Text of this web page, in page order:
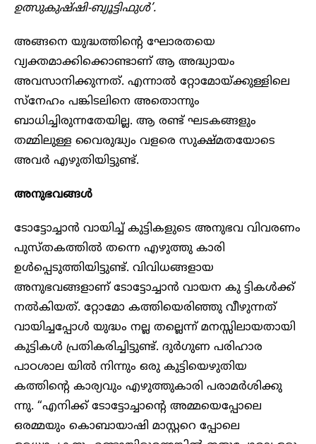
ഉത്സുകുഷ്ഷി-ബ്യൂട്ടിഫുൾ’.
അങ്ങനെ യുദ്ധത്തിന്റെ ഘോരതയെ
വ്യക്തമാക്കിക്കൊണ്ടാണ് ആ അദ്ധ്യായം
അവസാനിക്കുന്നത്. എന്നാൽ റ്റോമോയ്ക്കുള്ളിലെ
സ്നേഹം പങ്കിടലിനെ അതൊന്നും
ബാധിച്ചിരുന്നതേയില്ല. ആ രണ്ട് ഘടകങ്ങളും
തമ്മിലുള്ള വൈരുദ്ധ്യം വളരെ സുക്ഷ്മതയോടെ
അവർ എഴുതിയിട്ടുണ്ട്.
അനുഭവങ്ങൾ
ടോട്ടോച്ചാൻ വായിച്ച് കുട്ടികളുടെ അനുഭവ വിവരണം
പുസ്തകത്തിൽ തന്നെ എഴുത്തു കാരി
ഉൾപ്പെടുത്തിയിട്ടുണ്ട്. വിവിധങ്ങളായ
അനുഭവങ്ങളാണ് ടോട്ടോച്ചാൻ വായന കു ട്ടികൾക്ക്
നൽകിയത്. റ്റോമോ കത്തിയെരിഞ്ഞു വീഴുന്നത്
വായിച്ചപ്പോൾ യുദ്ധം നല്ല തല്ലെന്ന് മനസ്സിലായതായി
കുട്ടികൾ പ്രതികരിച്ചിട്ടുണ്ട്. ദുർഗുണ പരിഹാര
പാഠശാല യിൽ നിന്നും ഒരു കുട്ടിയെഴുതിയ
കത്തിന്റെ കാര്യവും എഴുത്തുകാരി പരാമർശിക്കു
ന്നു. “എനിക്ക് ടോട്ടോച്ചാന്റെ അമ്മയെപ്പോലെ
ഒരമ്മയും കൊബായാഷി മാസ്റ്ററെ പ്പോലെ